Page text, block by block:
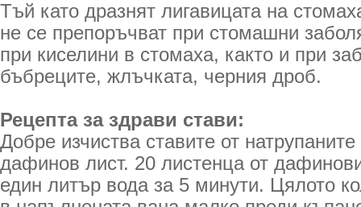
Тъй като дразнят лигавицата на
не се препоръчват при стомашни
при киселини в стомаха, както и при
бъбреците, жлъчката, черния дроб.
Рецепта за здрави стави:
Добре изчиства ставите от
дафинов лист. 20 листенца от
един литър вода за 5 минути. Цялото